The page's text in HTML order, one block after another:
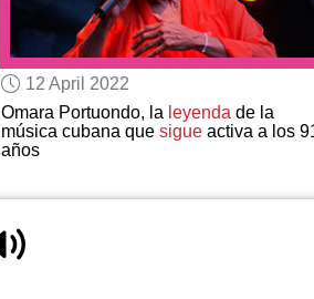
12 April 2022
Omara Portuondo, la leyendade la
música cubana que sigueactiva a los
años